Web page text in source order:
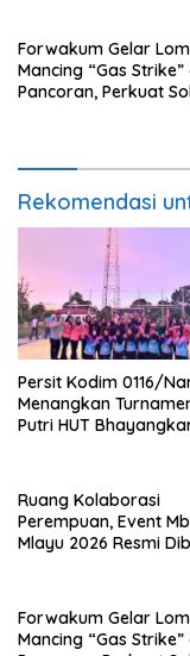
Forwakum Gelar
Mancing “Gas Strike”
Pancoran, Perkuat
Rekomendasi
Persit Kodim 0116/
Menangkan
Putri HUT
Ruang Kolaborasi
Perempuan, Event
Mlayu 2026 Resmi
Forwakum Gelar
Mancing “Gas Strike”